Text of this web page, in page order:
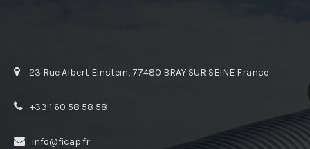
23 Rue Albert Einstein, 77480 BRAY SUR SEINE France
+33 1 60 58 58 58
info@ficap.fr